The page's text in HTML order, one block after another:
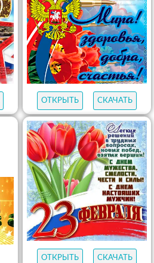
ОТКРЫТЬ СКАЧАТЬ
ОТКРЫТЬ СКАЧАТЬ